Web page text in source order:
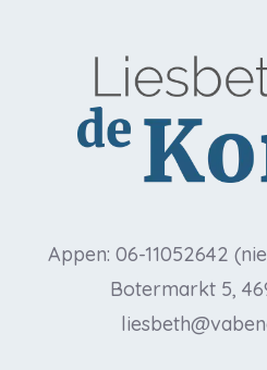
Appen: 06-11052642
Botermarkt 5,